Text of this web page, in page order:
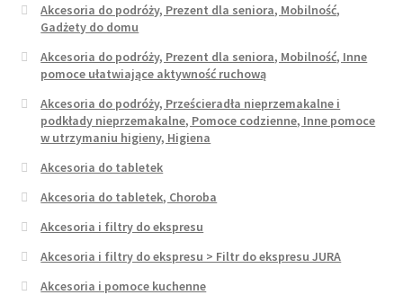
Akcesoria do podróży, Prezent dla seniora, Mobilność,
Gadżety do domu
Akcesoria do podróży, Prezent dla seniora, Mobilność, Inne
pomoce ułatwiające aktywność ruchową
Akcesoria do podróży, Prześcieradła nieprzemakalne i
podkłady nieprzemakalne, Pomoce codzienne, Inne pomoce
w utrzymaniu higieny, Higiena
Akcesoria do tabletek
Akcesoria do tabletek, Choroba
Akcesoria i filtry do ekspresu
Akcesoria i filtry do ekspresu > Filtr do ekspresu JURA
Akcesoria i pomoce kuchenne